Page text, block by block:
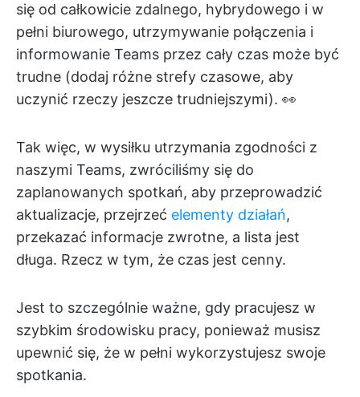
się od całkowicie zdalnego, hybrydowego i w
pełni biurowego, utrzymywanie połączenia i
informowanie Teams przez cały czas może być
trudne (dodaj różne strefy czasowe, aby
uczynić rzeczy jeszcze trudniejszymi). 👀
Tak więc, w wysiłku utrzymania zgodności z
naszymi Teams, zwróciliśmy się do
zaplanowanych spotkań, aby przeprowadzić
aktualizacje, przejrzeć elementy działań,
przekazać informacje zwrotne, a lista jest
długa. Rzecz w tym, że czas jest cenny.
Jest to szczególnie ważne, gdy pracujesz w
szybkim środowisku pracy, ponieważ musisz
upewnić się, że w pełni wykorzystujesz swoje
spotkania.